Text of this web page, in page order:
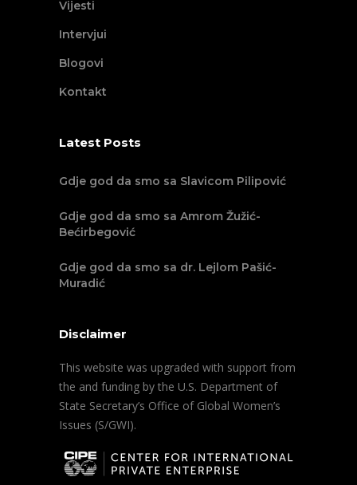
Vijesti
Intervjui
Blogovi
Kontakt
Latest Posts
Gdje god da smo sa Slavicom Pilipović
Gdje god da smo sa Amrom Žužić-
Bećirbegović
Gdje god da smo sa dr. Lejlom Pašić-
Muradić
Disclaimer
This website was upgraded with support from
the and funding by the U.S. Department of
State Secretary’s Office of Global Women’s
Issues (S/GWI).